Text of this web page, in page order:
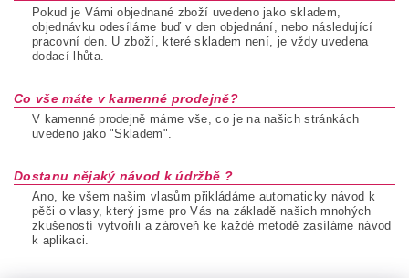
Pokud je Vámi objednané zboží uvedeno jako skladem,
objednávku odesíláme buď v den objednání, nebo následující
pracovní den. U zboží, které skladem není, je vždy uvedena
dodací lhůta.
Co vše máte v kamenné prodejně?
V kamenné prodejně máme vše, co je na našich stránkách
uvedeno jako "Skladem".
Dostanu nějaký návod k údržbě ?
Ano, ke všem našim vlasům přikládáme automaticky návod k
pěči o vlasy, který jsme pro Vás na základě našich mnohých
zkušeností vytvořili a zároveň ke každé metodě zasíláme návod
k aplikaci.